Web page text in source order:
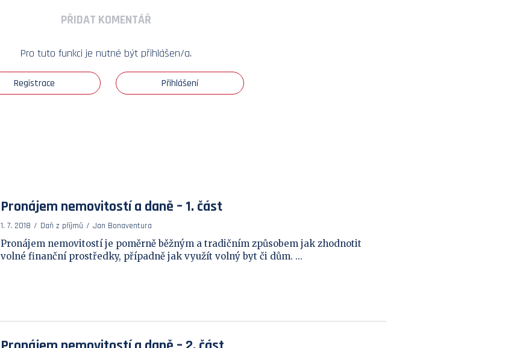
PŘIDAT KOMENTÁŘ
Pro tuto funkci je nutné být přihlášen/a.
Registrace Přihlášení
Pronájem nemovitostí a daně – 1. část
1. 7. 2018 Daň z příjmů Jan Bonaventura
Pronájem nemovitostí je poměrně běžným a tradičním způsobem jak zhodnotit
volné finanční prostředky, případně jak využít volný byt či dům. ...